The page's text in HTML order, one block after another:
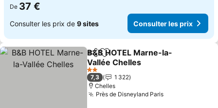
De 37 €
Consulter les prix de 9 sites Consulter les prix
PartagerAjouter à mes favoris
B&B HOTEL Marne-la-
Vallée Chelles
2 Étoiles
7,3
1 322
Chelles
Près de Disneyland Paris